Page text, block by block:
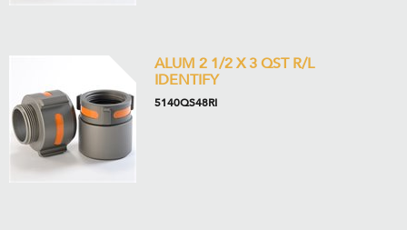
ALUM 2 1/2 X 3 QST R/L
IDENTIFY
5140QS48RI